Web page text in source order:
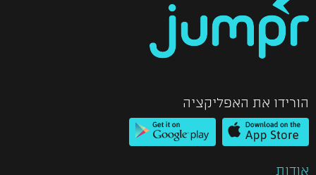
הורידו את האפליקציה
אודות